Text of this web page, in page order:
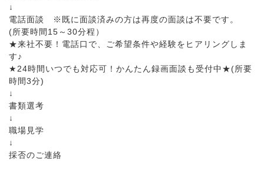
↓
電話面談 ※既に面談済みの方は再度の面談は不要です。
(所要時間15～30分程）
★来社不要！電話口で、ご希望条件や経験をヒアリングしま
す♪
★24時間いつでも対応可！かんたん録画面談も受付中★(所要
時間3分)
↓
書類選考
↓
職場見学
↓
採否のご連絡